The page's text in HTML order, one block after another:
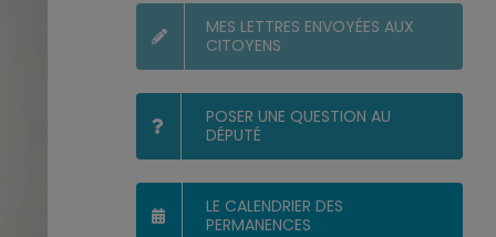
MES LETTRES ENVOYÉES AUX
CITOYENS
POSER UNE QUESTION AU
DÉPUTÉ
LE CALENDRIER DES
PERMANENCES